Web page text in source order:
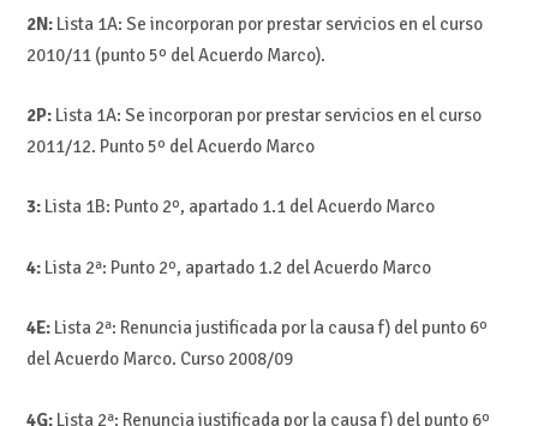
2N:Lista 1A: Se incorporan por prestar servicios en el curso
2010/11 (punto 5º del Acuerdo Marco).
2P:Lista 1A: Se incorporan por prestar servicios en el curso
2011/12. Punto 5º del Acuerdo Marco
3:Lista 1B: Punto 2º, apartado 1.1 del Acuerdo Marco
4:Lista 2ª: Punto 2º, apartado 1.2 del Acuerdo Marco
4E:Lista 2ª: Renuncia justificada por la causa f) del punto 6º
del Acuerdo Marco. Curso 2008/09
4G:Lista 2ª: Renuncia justificada por la causa f) del punto 6º